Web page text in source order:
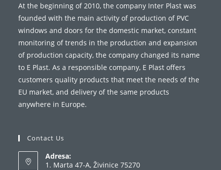
At the beginning of 2010, the company Inter Plast was
founded with the main activity of production of PVC
windows and doors for the domestic market, constant
monitoring of trends in the production and expansion
of production capacity, the company changed its name
to E Plast. As a responsible company, E Plast offers
customers quality products that meet the needs of the
EU market, and delivery of the same products
anywhere in Europe.
Contact Us
Adresa:
1. Marta 47-A, Živinice 75270